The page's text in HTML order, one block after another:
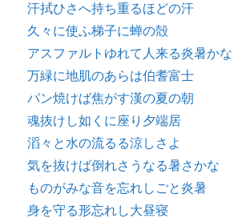
汗拭ひさへ持ち重るほどの汗
久々に使ふ梯子に蝉の殻
アスファルトゆれて人来る炎暑かな
万緑に地肌のあらは伯耆富士
パン焼けば焦がす漢の夏の朝
魂抜けし如くに座り夕端居
滔々と水の流るる涼しさよ
気を抜けば倒れさうなる暑さかな
ものがみな音を忘れしごと炎暑
身を守る形忘れし大昼寝